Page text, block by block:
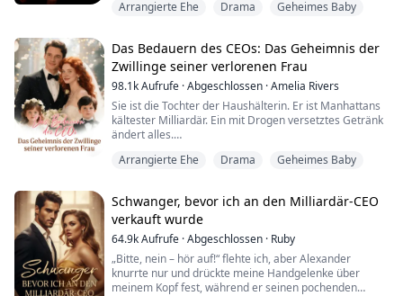
gefährlichstem Milliardär alles.
sich gerade zur Jagd freigegeben hat.
Arrangierte Ehe Drama Geheimes Baby
Das Bedauern des CEOs: Das Geheimnis der
Zwillinge seiner verlorenen Frau
98.1kAufrufe ·Abgeschlossen ·Amelia Rivers
Sie ist die Tochter der Haushälterin. Er ist Manhattans
kältester Milliardär. Ein mit Drogen versetztes Getränk
ändert alles.
Aria Taylor wacht in Blake Morgans Bett auf und wird
seine Dienerin in der Realität. Während Blake seine
wahre Liebe Emma bei den Galas in Manhattan zur
Schau stellt, za...
Arrangierte Ehe Drama Geheimes Baby
Schwanger, bevor ich an den Milliardär-CEO
verkauft wurde
64.9kAufrufe ·Abgeschlossen · Ruby
„Bitte, nein – hör auf!“ flehte ich, aber Alexander
knurrte nur und drückte meine Handgelenke über
meinem Kopf fest, während er seinen pochenden